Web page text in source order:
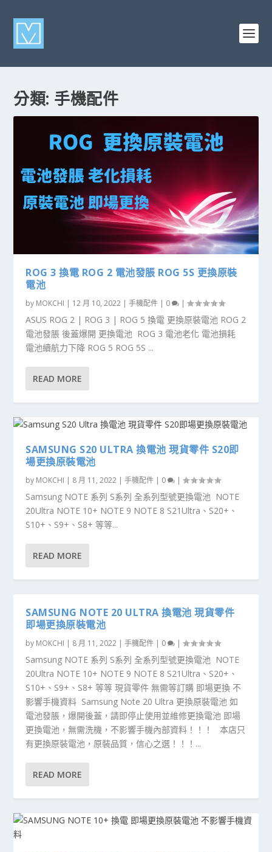
分類: 手機配件
ROG 3 換電 ROG 2 電池發脹 ROG 5S 更換原裝
電池
by MOKCHI | 12 月 10, 2022 |手機配件 | 0 |
ASUS ROG 2 | ROG 3 | ROG 5 換電 更換原裝電池 ROG 2
電池發脹 後蓋爆開 更換電池 ROG 3 電池老化 電池損耗
電池續航力下降 ROG 5 ROG 5S ...
READ MORE
SAMSUNG S20 ULTRA 換電池 現貨零件 S20即
場更換原裝電池
by MOKCHI | 8 月 11, 2022 |手機配件 | 0 |
Samsung NOTE 系列 S系列 全系列型號更換電池 NOTE
20Ultra NOTE 10+ NOTE 9 NOTE 8 S21Ultra、S20+、
S10+、S9+、S8+ 等等...
READ MORE
SAMSUNG NOTE 20 ULTRA 換電池 現貨零件
即場更換原裝電池
by MOKCHI | 8 月 11, 2022 |手機配件 | 0 |
Samsung NOTE 系列 S系列 全系列型號更換電池 NOTE
20Ultra NOTE 10+ NOTE 9 NOTE 8 S21Ultra、S20+、
S10+、S9+、S8+ 等等 現貨零件 無需等訂購 即場更換 不
影響手機資料 Samsung Note 20 Ultra 更換原裝電池 如
電池發脹，爆開後蓋，請即停止使用並維修更換電池 即場
更換電池，無需洗機，不影響手機內部資料！！！ 本店只
有更換原裝電池，原裝品質，信心之選！！！...
READ MORE